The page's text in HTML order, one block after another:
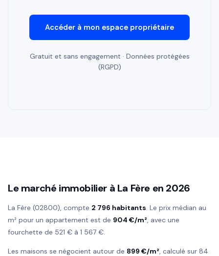
Accéder à mon espace propriétaire
Gratuit et sans engagement · Données protégées
(RGPD)
Le marché immobilier à La Fère en 2026
La Fère (02800), compte 2 796 habitants. Le prix médian au
m² pour un appartement est de 904 €/m², avec une
fourchette de 521 € à 1 567 €.
Les maisons se négocient autour de 899 €/m², calculé sur 84